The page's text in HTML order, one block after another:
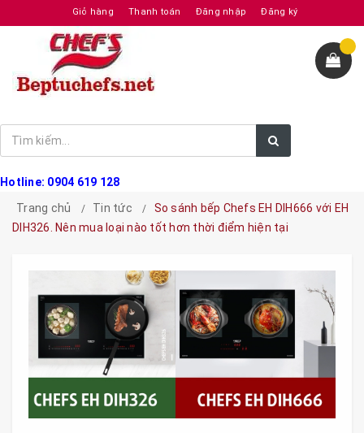
Giỏ hàng Thanh toán Đăng nhập Đăng ký
Hotline: 0904 619 128
Trang chủ
Tin tức
So sánh bếp Chefs EH DIH666 với EH
DIH326. Nên mua loại nào tốt hơn thời điểm hiện tại